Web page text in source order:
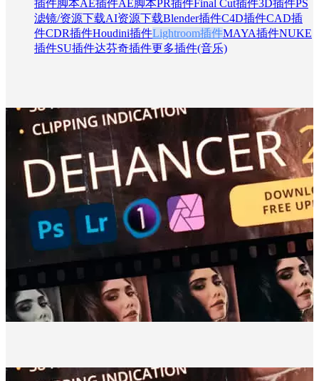
插件脚本AE插件AE脚本PR插件Final Cut插件3D插件PS
滤镜/资源下载AI资源下载Blender插件C4D插件CAD插
件CDR插件Houdini插件Lightroom插件MAYA插件NUKE
插件SU插件达芬奇插件更多插件(音乐)